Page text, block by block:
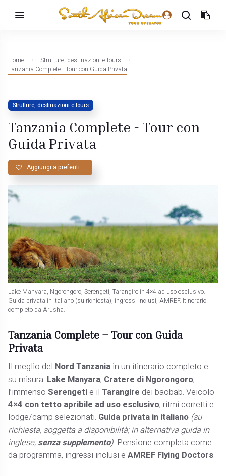
Home
Strutture, destinazioni e tours
Tanzania Complete - Tour con Guida Privata
Strutture, destinazioni e tours
Tanzania Complete - Tour con
Guida Privata
Aggiungi a preferiti
Lake Manyara, Ngorongoro, Serengeti, Tarangire in 4×4 ad uso esclusivo.
Guida privata in italiano (su richiesta), ingressi inclusi, AMREF. Itinerario
completo da Arusha.
Tanzania Complete – Tour con Guida
Privata
Il meglio del Nord Tanzania in un itinerario completo e
su misura: Lake Manyara, Cratere di Ngorongoro,
l’immensoSerengetie ilTarangire dei baobab. Veicolo
4×4 con tetto apribile ad uso esclusivo, ritmi corretti e
lodge/camp selezionati. Guida privata in italiano (su
richiesta, soggetta a disponibilità; in alternativa guida in
inglese, senza supplemento). Pensione completa come
da programma, ingressi inclusi eAMREF Flying Doctors.